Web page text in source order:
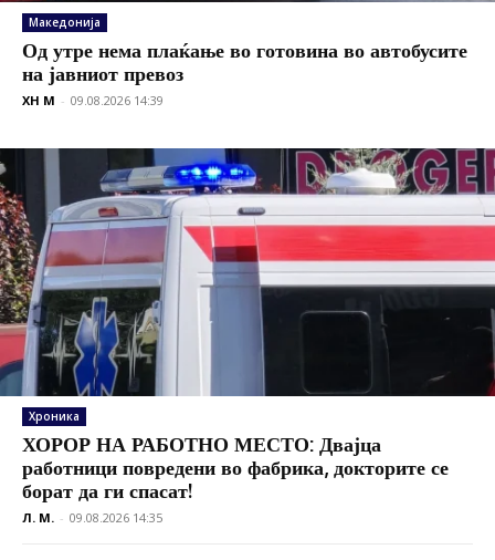
Македонија
Од утре нема плаќање во готовина во автобусите
на јавниот превоз
XH M - 09.08.2026 14:39
Хроника
ХОРОР НА РАБОТНО МЕСТО: Двајца
работници повредени во фабрика, докторите се
борат да ги спасат!
Л. М. - 09.08.2026 14:35